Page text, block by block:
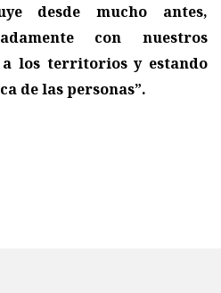
desde mucho antes,
con nuestros
a los territorios y estando
de las personas”.